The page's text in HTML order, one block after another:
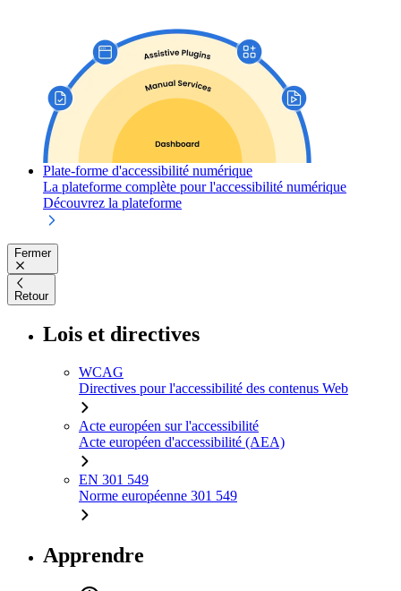
Plate-forme d'accessibilité numérique
La plateforme complète pour l'accessibilité numérique
Découvrez la plateforme
Fermer
Retour
Lois et directives
WCAG
Directives pour l'accessibilité des contenus Web
Acte européen sur l'accessibilité
Acte européen d'accessibilité (AEA)
EN 301 549
Norme européenne 301 549
Apprendre